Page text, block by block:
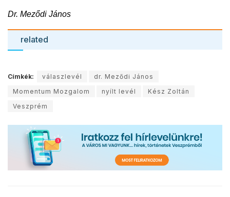
Dr. Meződi János
related
Címkék: válaszlevél
dr. Meződi János
Momentum Mozgalom
nyílt levél
Kész Zoltán
Veszprém